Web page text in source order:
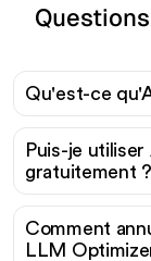
Qu'est-ce
Puis-je
gratuitement ?
Comment
LLM